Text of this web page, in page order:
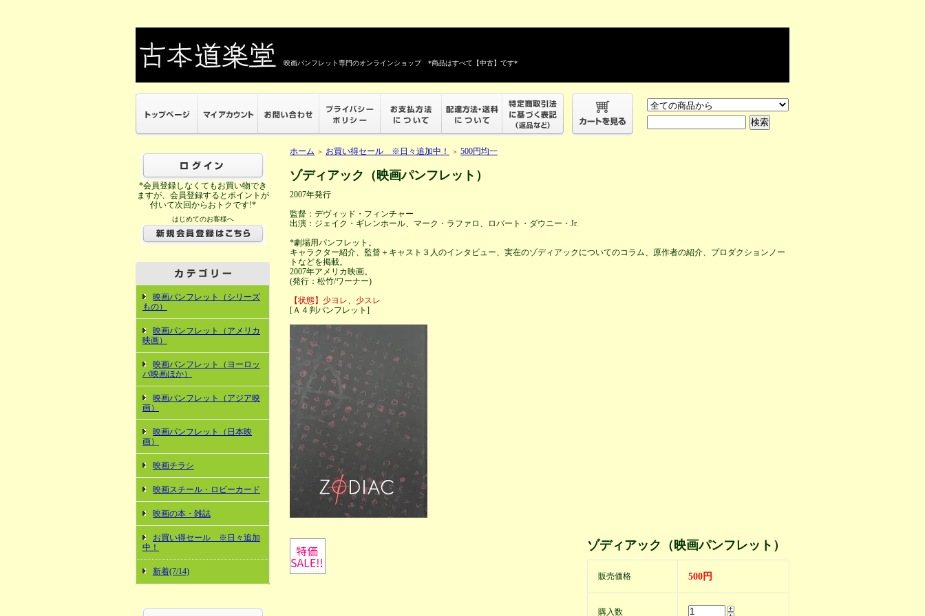
映画パンフレット専門のオンラインショップ *商品はすべて【中古】です*
*会員登録しなくてもお買い物でき
ますが、会員登録するとポイントが
付いて次回からおトクです!*
はじめてのお客様へ
映画パンフレット（シリーズ
もの）
映画パンフレット（アメリカ
映画）
映画パンフレット（ヨーロッ
パ映画ほか）
映画パンフレット（アジア映
画）
映画パンフレット（日本映
画）
映画チラシ
映画スチール・ロビーカード
映画の本・雑誌
お買い得セール ※日々追加
中！
新着(7/14)
ホーム ＞ お買い得セール ※日々追加中！ ＞ 500円均一
ゾディアック（映画パンフレット）
2007年発行
監督：デヴィッド・フィンチャー
出演：ジェイク・ギレンホール、マーク・ラファロ、ロバート・ダウニー・Jr.
*劇場用パンフレット。
キャラクター紹介、監督＋キャスト３人のインタビュー、実在のゾディアックについてのコラム、原作者の紹介、プロダクションノー
トなどを掲載。
2007年アメリカ映画。
(発行：松竹/ワーナー)
【状態】少ヨレ、少スレ
[Ａ４判パンフレット]
ゾディアック（映画パンフレット）
販売価格 500円
購入数